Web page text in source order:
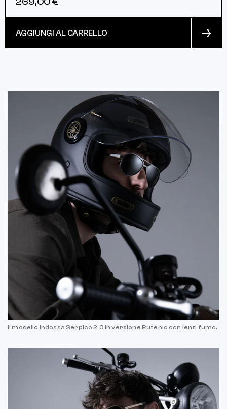
AGGIUNGI AL CARRELLO
Il modello indossa Serpico 2.0 in versione Rutenio con lenti fumo.